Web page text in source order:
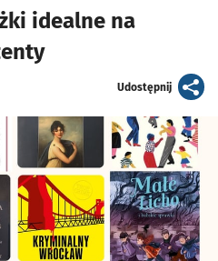
idealne na
Udostępnijartykuł